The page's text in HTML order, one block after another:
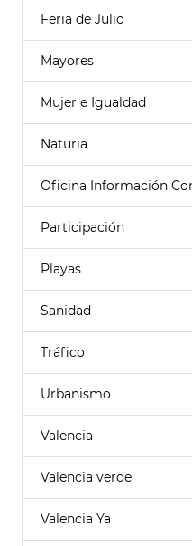
Feria de Julio
Mayores
Mujer e Igualdad
Naturia
Oficina Información
Participación
Playas
Sanidad
Tráfico
Urbanismo
Valencia
Valencia verde
Valencia Ya